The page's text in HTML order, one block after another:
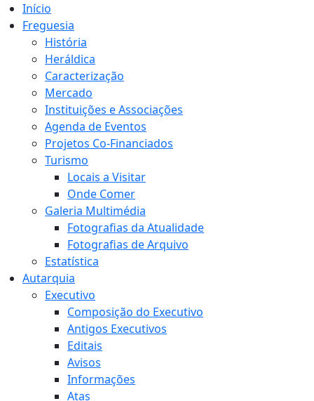
Início
Freguesia
História
Heráldica
Caracterização
Mercado
Instituições e Associações
Agenda de Eventos
Projetos Co-Financiados
Turismo
Locais a Visitar
Onde Comer
Galeria Multimédia
Fotografias da Atualidade
Fotografias de Arquivo
Estatística
Autarquia
Executivo
Composição do Executivo
Antigos Executivos
Editais
Avisos
Informações
Atas